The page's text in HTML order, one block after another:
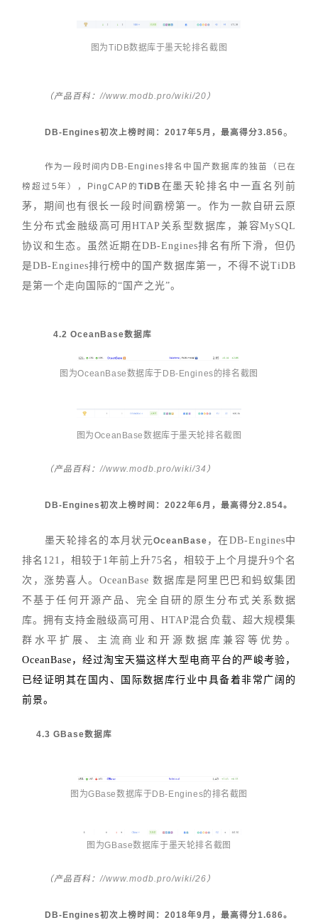
图为TiDB数据库于墨天轮排名截图
（产品百科：//www.modb.pro/wiki/20）
DB-Engines初次上榜时间：2017年5月，最高得分3.856。
作为一段时间内DB-Engines排名中国产数据库的独苗（已在
榜超过5年）， PingCAP 的 TiDB 在墨天轮排名中一直名列前
茅，期间也有很长一段时间霸榜第一。作为一款自研云原
生分布式金融级高可用HTAP关系型数据库，兼容MySQL
协议和生态。虽然近期在DB-Engines排名有所下滑，但仍
是DB-Engines排行榜中的国产数据库第一，不得不说TiDB
是第一个走向国际的“国产之光”。
4.2 OceanBase数据库
图为OceanBase数据库于DB-Engines的排名截图
图为OceanBase数据库于墨天轮排名截图
（产品百科：//www.modb.pro/wiki/34 ）
DB-Engines初次上榜时间：2022年6月，最高得分2.854。
墨天轮排名的本月状元OceanBase ，在DB-Engines中
排名121，相较于1年前上升75名，相较于上个月提升9个名
次，涨势喜人。OceanBase 数据库是阿里巴巴和蚂蚁集团
不基于任何开源产品、完全自研的原生分布式关系数据
库。拥有支持金融级高可用、HTAP混合负载、超大规模集
群水平扩展、主流商业和开源数据库兼容等优势。
OceanBase，经过淘宝天猫这样大型电商平台的严峻考验，
已经证明其在国内、国际数据库行业中具备着非常广阔的
前景。
4.3 GBase数据库
图为GBase数据库于DB-Engines的排名截图
图为G Base数据库于墨天轮排名截图
（产品百科：//www.modb.pro/wiki/26）
DB-Engines初次上榜时间：2018年9月，最高得分1.686。